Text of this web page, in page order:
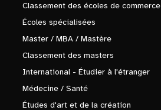
Classement des écoles de commerce
Écoles spécialisées
Master / MBA / Mastère
Classement des masters
International - Étudier à l'étranger
Médecine / Santé
Études d'art et de la création